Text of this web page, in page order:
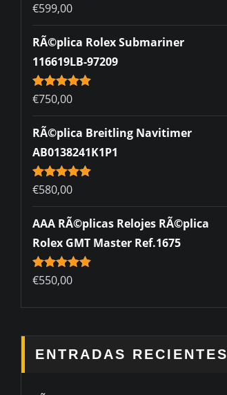
Rated5.00
out of 5
€599,00
RÃ©plica Rolex Submariner
116619LB-97209
Rated5.00
out of 5
€750,00
RÃ©plica Breitling Navitimer
AB0138241K1P1
Rated5.00
out of 5
€580,00
AAA RÃ©plicas Relojes RÃ©plica
Rolex GMT Master Ref.1675
Rated5.00
out of 5
€550,00
ENTRADAS RECIENTES